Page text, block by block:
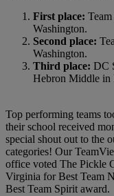
First place:
Washington.
Second place:
Washington.
Third place: DC
Hebron Middle in
Top performing teams
their school received
special shout out to the
categories! Our
office voted The Pickle
Virginia for Best Team
Best Team Spirit award.